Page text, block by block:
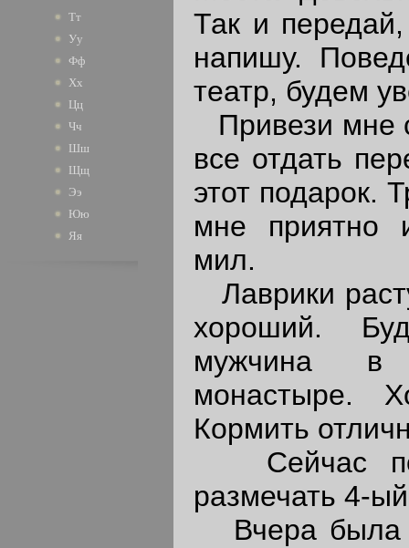
Тт
Уу
Фф
Хх
Цц
Чч
Шш
Щщ
Ээ
Юю
Яя
Так и
напишу.
театр, будем
Привези мне
все отдать
этот подарок.
мне приятно
мил.
Лаврики
хороший.
мужчина в
монастыре.
Кормить
Сейчас
размечать 4-
Вчера была